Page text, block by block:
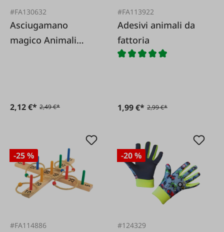
#FA130632
Asciugamano
magico Animali
2,12 €* 2,49 €*
#FA113922
Adesivi animali da
fattoria
1,99 €* 2,99 €*
-25 %
#FA114886
-20 %
#124329